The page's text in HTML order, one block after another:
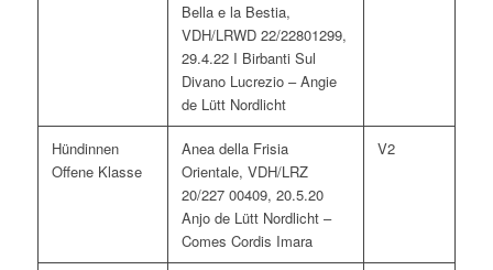
Bella e la Bestia,
VDH/LRWD 22/22801299,
29.4.22 I Birbanti Sul
Divano Lucrezio – Angie
de Lütt Nordlicht
Hündinnen
Offene Klasse
Anea della Frisia
Orientale, VDH/LRZ
20/227 00409, 20.5.20
Anjo de Lütt Nordlicht –
Comes Cordis Imara
V2